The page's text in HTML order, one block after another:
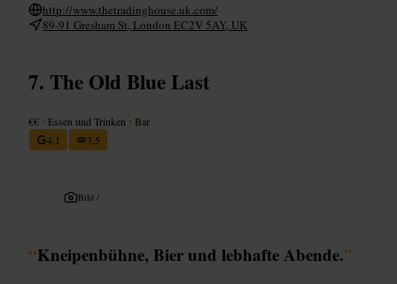
http://www.thetradinghouse.uk.com/
89-91 Gresham St, London EC2V 5AY, UK
The Old Blue Last
€€ • Essen und Trinken • Bar
4,1
3,5
Bild /
“Kneipenbühne, Bier und lebhafte Abende.”